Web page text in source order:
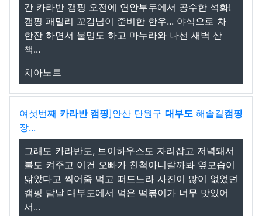
간 카라반 캠핑 오전에 연안부두에서 공수한 석화!
캠핑 패밀리 꼬감님이 준비한 한우... 야식으로 차
한잔 하면서 불멍도 하고 마누라와 나선 새벽 산
책...
치아노트
여섯번째 카라반 캠핑]안산 단원구 대부도 해솔길캠핑
장...
그래도 카라반도, 브이하우스도 자리잡고 저녁돼서
불도 켜주고 이건 오빠가 친척아니랄까봐 옆모습이
닮았다고 찍어줌 먹고 떠드느라 사진이 많이 없었던
캠핑 담날 대부도에서 먹은 떡볶이가 너무 맛있어
서...